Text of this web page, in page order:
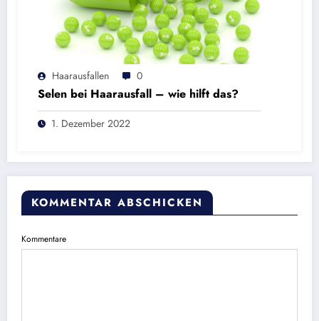
Haarausfallen 0
Selen bei Haarausfall – wie hilft das?
1. Dezember 2022
KOMMENTAR ABSCHICKEN
Kommentare